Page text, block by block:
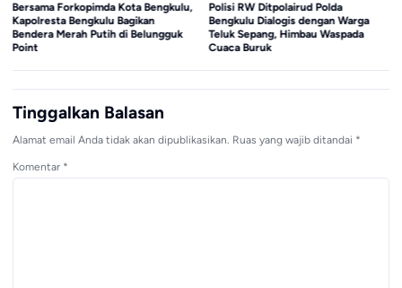
Bersama Forkopimda Kota Bengkulu,
Kapolresta Bengkulu Bagikan
Bendera Merah Putih di Belungguk
Point
Polisi RW Ditpolairud Polda
Bengkulu Dialogis dengan Warga
Teluk Sepang, Himbau Waspada
Cuaca Buruk
Tinggalkan Balasan
Alamat email Anda tidak akan dipublikasikan. Ruas yang wajib ditandai *
Komentar *